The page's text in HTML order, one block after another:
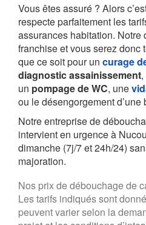
Vous êtes assuré ? Alors
respecte parfaitement les
assurances habitation. Notre
franchise et vous serez donc
que ce soit pour un curage
diagnostic assainissement
un pompage de WC, une
ou le désengorgement d’une
Notre entreprise de
intervient en urgence à
dimanche (7j/7 et 24h/24)
majoration.
Nos prix de débouchage de
Les tarifs indiqués sont
peuvent varier selon la